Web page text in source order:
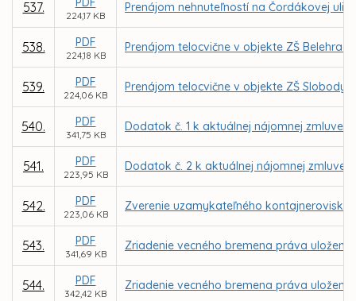
537.
224,17 KB
Prenájom nehnuteľností na Čordákovej
538. PDF
224,18 KB
Prenájom telocvične v objekte ZŠ
539. PDF
224,06 KB
Prenájom telocvične v objekte ZŠ Slobody
540. PDF
341,75 KB
Dodatok č. 1 k aktuálnej nájomnej zmluve
541. PDF
223,95 KB
Dodatok č. 2 k aktuálnej nájomnej zmluve
542. PDF
223,06 KB
Zverenie uzamykateľného kontajneroviska
543. PDF
341,69 KB
Zriadenie vecného bremena práva
544. PDF
342,42 KB
Zriadenie vecného bremena práva